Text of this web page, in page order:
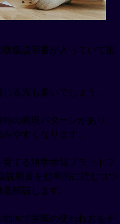
扱説明書が入っていて困
る方も多いでしょう。
の表現パターンがあり、
やすくなります。
てる語学学習プラットフ
説明書を効率的に読むコツ
解説します。
画で実際の使われ方をチ